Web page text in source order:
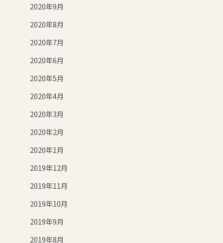
2020年9月
2020年8月
2020年7月
2020年6月
2020年5月
2020年4月
2020年3月
2020年2月
2020年1月
2019年12月
2019年11月
2019年10月
2019年9月
2019年8月